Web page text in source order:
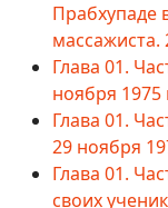
Прабхупаде
массажиста.
Глава 01.
ноября 1975
Глава 01.
29 ноября
Глава 01.
своих